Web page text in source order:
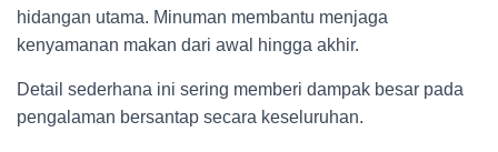
hidangan utama. Minuman membantu menjaga
kenyamanan makan dari awal hingga akhir.
Detail sederhana ini sering memberi dampak besar pada
pengalaman bersantap secara keseluruhan.